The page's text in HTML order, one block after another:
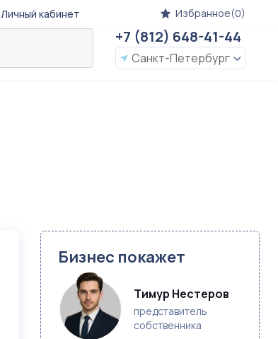
Личный кабинет Избранное(0)
+7 (812) 648-41-44
Санкт-Петербург
Бизнес покажет
Тимур Нестеров
представитель
собственника